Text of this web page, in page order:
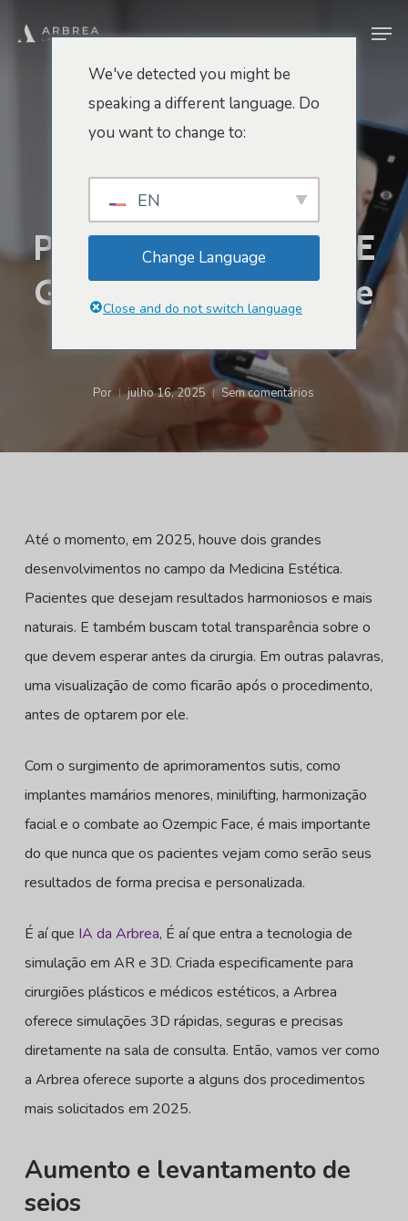
para
Inovação E Futuro
Procedimentos Mais
Procurados De 2025 E
Ganhe A Confiança De
Por julho 16, 2025 Sem comentários
Até o momento, em 2025, houve dois grandes
desenvolvimentos no campo da Medicina Estética.
Pacientes que desejam resultados harmoniosos e mais
naturais. E também buscam total transparência sobre o
que devem esperar antes da cirurgia. Em outras palavras,
uma visualização de como ficarão após o procedimento,
antes de optarem por ele.
Com o surgimento de aprimoramentos sutis, como
implantes mamários menores, minilifting, harmonização
facial e o combate ao Ozempic Face, é mais importante
do que nunca que os pacientes vejam como serão seus
resultados de forma precisa e personalizada.
É aí que IA da Arbrea, É aí que entra a tecnologia de
simulação em AR e 3D. Criada especificamente para
cirurgiões plásticos e médicos estéticos, a Arbrea
oferece simulações 3D rápidas, seguras e precisas
diretamente na sala de consulta. Então, vamos ver como
a Arbrea oferece suporte a alguns dos procedimentos
mais solicitados em 2025.
Aumento e levantamento de
seios
We've detected you might be
speaking a different language. Do
you want to change to:
EN
Change Language
Close and do not switch language